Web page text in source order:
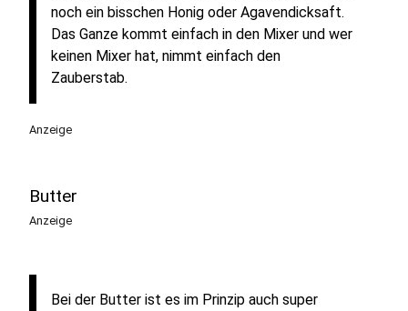
noch ein bisschen Honig oder Agavendicksaft.
Das Ganze kommt einfach in den Mixer und wer
keinen Mixer hat, nimmt einfach den
Zauberstab.
Anzeige
Butter
Anzeige
Bei der Butter ist es im Prinzip auch super